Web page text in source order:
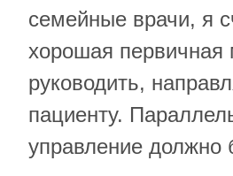
семейные врачи, я
хорошая
руководить,
пациенту.
управление должно